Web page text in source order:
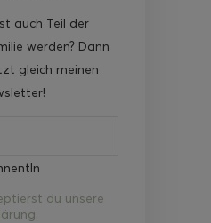
auch Teil der
werden? Dann
gleich meinen
du unsere